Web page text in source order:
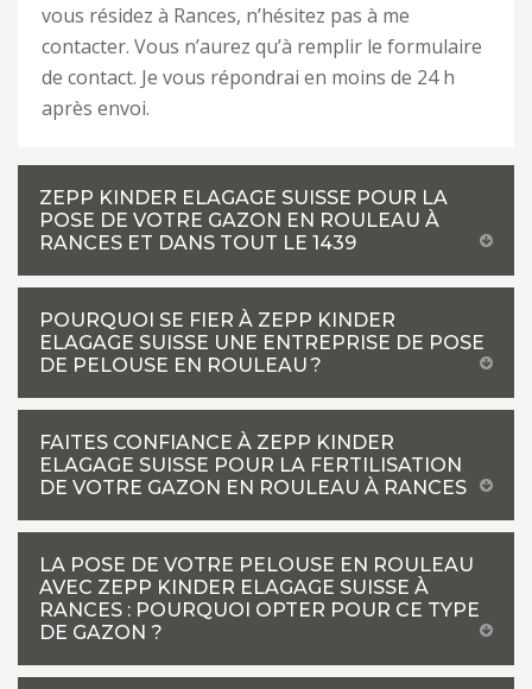
vous résidez à Rances, n’hésitez pas à me
contacter. Vous n’aurez qu’à remplir le formulaire
de contact. Je vous répondrai en moins de 24 h
après envoi.
ZEPP KINDER ELAGAGE SUISSE POUR LA
POSE DE VOTRE GAZON EN ROULEAU À
RANCES ET DANS TOUT LE 1439
POURQUOI SE FIER À ZEPP KINDER
ELAGAGE SUISSE UNE ENTREPRISE DE POSE
DE PELOUSE EN ROULEAU ?
FAITES CONFIANCE À ZEPP KINDER
ELAGAGE SUISSE POUR LA FERTILISATION
DE VOTRE GAZON EN ROULEAU À RANCES
LA POSE DE VOTRE PELOUSE EN ROULEAU
AVEC ZEPP KINDER ELAGAGE SUISSE À
RANCES : POURQUOI OPTER POUR CE TYPE
DE GAZON ?